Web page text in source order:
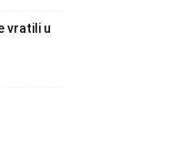
vratili u